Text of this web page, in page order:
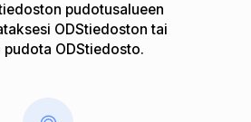
pudotusalueen
ODStiedoston tai
pudota ODStiedosto.